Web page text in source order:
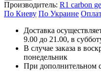
Производитель: R1 carbon
По Киеву По Украине
Доставка
9.00 до 21.00, в
В случае заказа в
понедельник
При дополнительном